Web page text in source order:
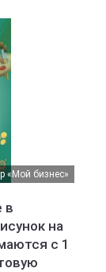
«Мой бизнес»
в
на
с 1